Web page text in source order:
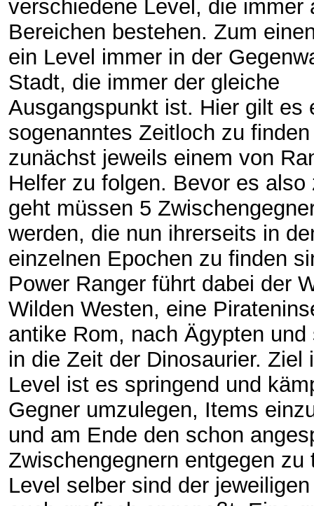
verschiedene Level, die immer
Bereichen bestehen. Zum
ein Level immer in der
Stadt, die immer der gleiche
Ausgangspunkt ist. Hier gilt es
sogenanntes Zeitloch zu
zunächst jeweils einem von
Helfer zu folgen. Bevor es also
geht müssen 5
werden, die nun ihrerseits in
einzelnen Epochen zu finden
Power Ranger führt dabei der
Wilden Westen, eine
antike Rom, nach Ägypten
in die Zeit der Dinosaurier. Ziel
Level ist es springend und
Gegner umzulegen, Items
und am Ende den schon
Zwischengegnern entgegen zu
Level selber sind der